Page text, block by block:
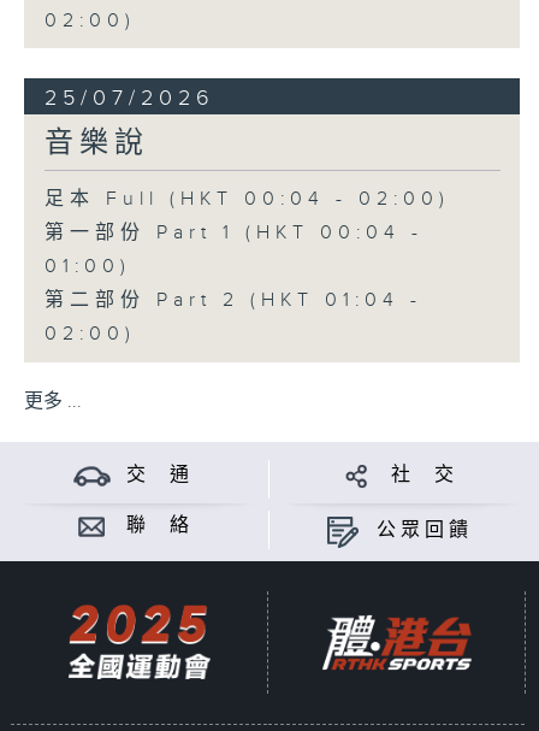
02:00)
25/07/2026
音樂說
足本 Full (HKT 00:04 - 02:00)
第一部份 Part 1 (HKT 00:04 -
01:00)
第二部份 Part 2 (HKT 01:04 -
02:00)
更多 ...
交 通 社 交
聯 絡 公眾回饋